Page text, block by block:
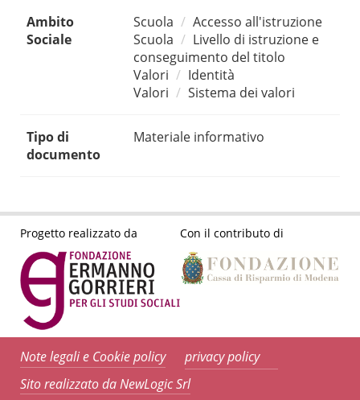
Ambito
Sociale
Scuola
Accesso all'istruzione
Scuola
Livello di istruzione e
conseguimento del titolo
Valori
Identità
Valori
Sistema dei valori
Tipo di
documento
Materiale informativo
Progetto realizzato da Con il contributo di
Note legali e Cookie policy
privacy policy
Sito realizzato da NewLogic Srl